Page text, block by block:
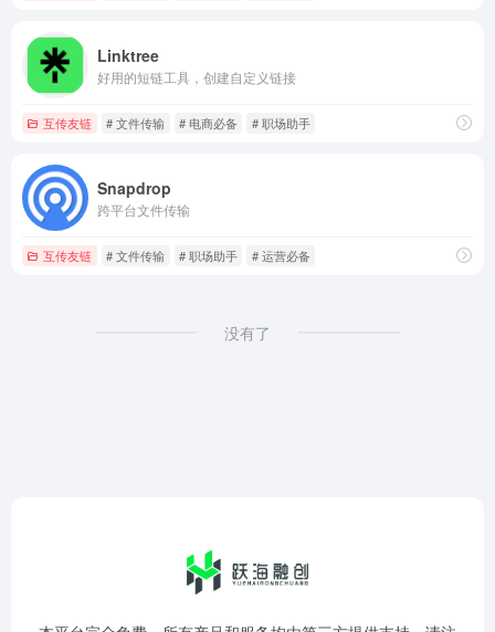
Linktree
好用的短链工具，创建自定义链接
互传友链 # 文件传输 # 电商必备 # 职场助手
Snapdrop
跨平台文件传输
互传友链 # 文件传输 # 职场助手 # 运营必备
没有了